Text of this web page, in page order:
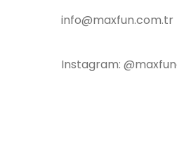
info@maxfun.com.tr
Instagram: